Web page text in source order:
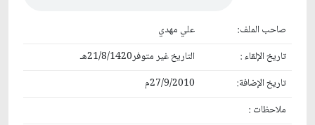
صاحب الملف:
علي مهدي
تاريخ الإلقاء :
التاريخ غير متوفر21/8/1420هـ
تاريخ الإضافة:
27/9/2010م
ملاحظات :